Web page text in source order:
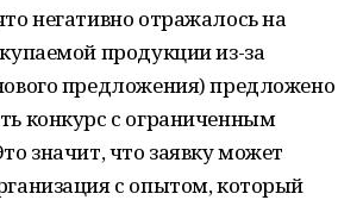
негативно отражалось на
продукции из-за
предложения) предложено
конкурс с ограниченным
значит, что заявку может
с опытом, который